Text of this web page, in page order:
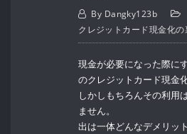
By Dangky123b
クレジットカード現金化の
現金が必要になった際に
のクレジットカード現金化
しかしもちろんその利用
ません。
出は一体どんなデメリッ